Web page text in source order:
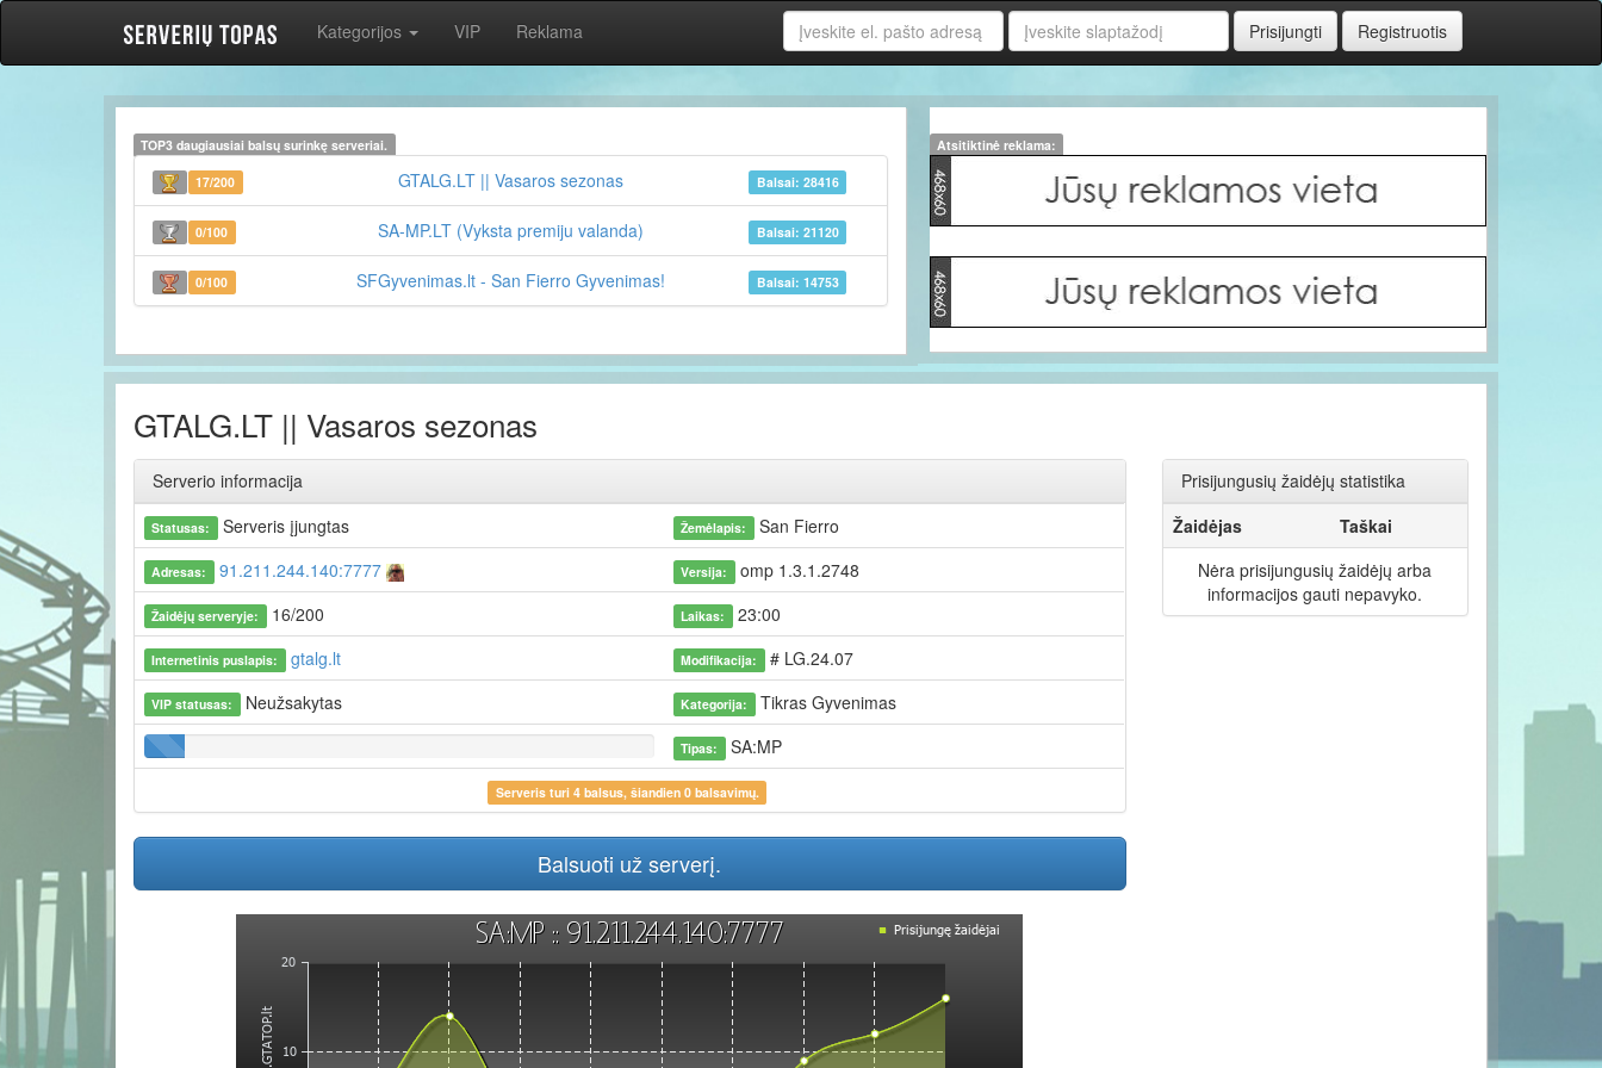
Kategorijos VIP Reklama
Email
address
Password Prisijungti Registruotis
TOP3 daugiausiai balsų surinkę serveriai.
17/200 GTALG.LT || Vasaros sezonas Balsai: 28416
0/100 SA-MP.LT (Vyksta premiju valanda) Balsai: 21120
0/100 SFGyvenimas.lt - San Fierro Gyvenimas! Balsai: 14753
Atsitiktinė reklama:
GTALG.LT || Vasaros sezonas
Serverio informacija
Statusas: Serveris įjungtas Žemėlapis: San Fierro
Adresas: 91.211.244.140:7777 Versija: omp 1.3.1.2748
Žaidėjų serveryje: 16/200 Laikas: 23:00
Internetinis puslapis: gtalg.lt Modifikacija: # LG.24.07
VIP statusas: Neužsakytas Kategorija: Tikras Gyvenimas
Tipas: SA:MP
Serveris turi 4balsus, šiandien 0 balsavimų.
Prisijungusių žaidėjų statistika
Žaidėjas
Taškai
Nėra prisijungusių žaidėjų arba
informacijos gauti nepavyko.